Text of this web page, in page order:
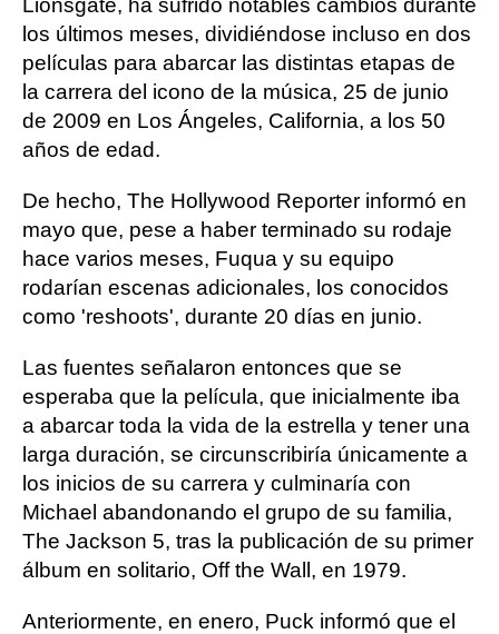
Lionsgate, ha sufrido notables cambios durante
los últimos meses, dividiéndose incluso en dos
películas para abarcar las distintas etapas de
la carrera del icono de la música, 25 de junio
de 2009 en Los Ángeles, California, a los 50
años de edad.
De hecho, The Hollywood Reporter informó en
mayo que, pese a haber terminado su rodaje
hace varios meses, Fuqua y su equipo
rodarían escenas adicionales, los conocidos
como 'reshoots', durante 20 días en junio.
Las fuentes señalaron entonces que se
esperaba que la película, que inicialmente iba
a abarcar toda la vida de la estrella y tener una
larga duración, se circunscribiría únicamente a
los inicios de su carrera y culminaría con
Michael abandonando el grupo de su familia,
The Jackson 5, tras la publicación de su primer
álbum en solitario, Off the Wall, en 1979.
Anteriormente, en enero, Puck informó que el